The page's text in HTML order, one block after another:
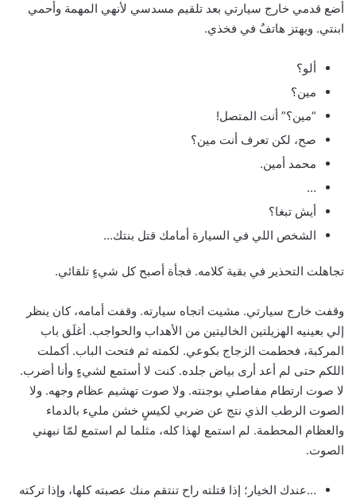
أضع قدمي خارج سيارتي بعد تلقيم مسدسي لأنهي المهمة وأحمي
ابنتي. ويهتز هاتفٌ في فخذي.
ألو؟
مين؟
“مين؟” أنت المتصل!
صح، لكن تعرف أنت مين؟
محمد أمين.
…
أيش تبغا؟
الشخص اللي في السيارة أمامك قتل بنتك…
تجاهلت التحذير في بقية كلامه. فجأة أصبح كل شيءٍ تلقائي.
وقفت خارج سيارتي. مشيت اتجاه سيارته. وقفت أمامه، كان ينظر
إلي بعينيه الهزيلتين الخاليتين من الأهداب والحواجب. أغلَق باب
المركبة، فحطمت الزجاج بكوعي. لكمته ثم فتحت الباب. أكملت
اللكم حتى لم أعد أرى بياض جلده. كنت لا أستمع لشيءٍ وأنا أضرب.
لا صوت ارتطام مفاصلي بوجنته. ولا صوت تهشيم عظام وجهه. ولا
الصوت الرطب الذي نتج عن ضربي لكيسٍ خشن مليء بالدماء
والعظام المحطمة. لم استمع لهذا كله، مثلما لم استمع لمّا نبهني
الصوت.
…عندك الخيار؛ إذا قتلته راح تنتقم منك عصبته كلها، وإذا تركته